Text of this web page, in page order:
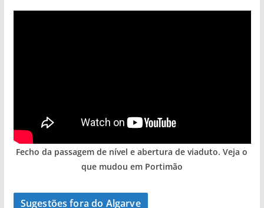
Fecho da passagem de nível e abertura de viaduto. Veja o
que mudou em Portimão
Sugestões fora do Algarve